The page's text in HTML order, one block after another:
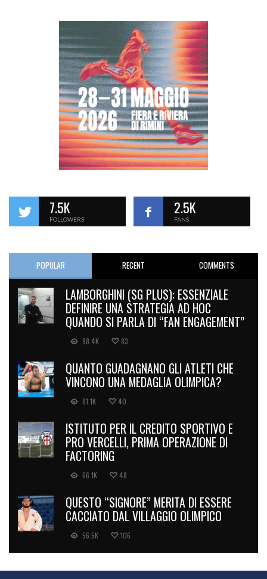
7.5K
FOLLOWERS
2.5K
FANS
POPULAR RECENT COMMENTS
LAMBORGHINI (SG PLUS): ESSENZIALE
DEFINIRE UNA STRATEGIA AD HOC
QUANDO SI PARLA DI “FAN ENGAGEMENT”
98.4K 83
QUANTO GUADAGNANO GLI ATLETI CHE
VINCONO UNA MEDAGLIA OLIMPICA?
81.1K 40
ISTITUTO PER IL CREDITO SPORTIVO E
PRO VERCELLI, PRIMA OPERAZIONE DI
FACTORING
66.1K 48
QUESTO “SIGNORE” MERITA DI ESSERE
CACCIATO DAL VILLAGGIO OLIMPICO
56.5K 106